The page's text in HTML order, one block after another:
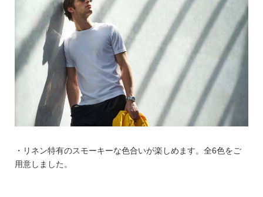
・リネン特有のスモーキーな色合いが楽しめます。全6色をご
用意しました。